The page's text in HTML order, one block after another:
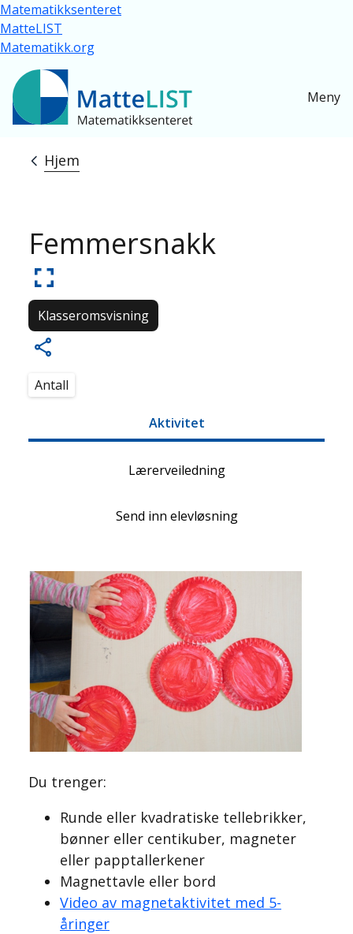
Hopp til hovedinnhold
Matematikksenteret
MatteLIST
Matematikk.org
Meny
Navigasjonssti
Hjem
Femmersnakk
Klasseromsvisning
Antall
Aktivitet
Lærerveiledning
Send inn elevløsning
Du trenger:
Runde eller kvadratiske tellebrikker,
bønner eller centikuber, magneter
eller papptallerkener
Magnettavle eller bord
Video av magnetaktivitet med 5-
åringer